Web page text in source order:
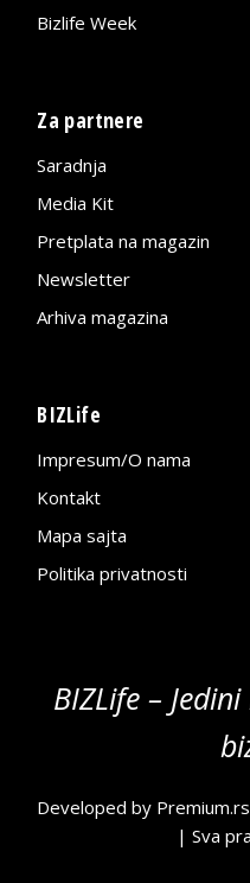
Bizlife Week
Za partnere
Saradnja
Media Kit
Pretplata na magazin
Newsletter
Arhiva magazina
BIZLife
Impresum/O nama
Kontakt
Mapa sajta
Politika privatnosti
BIZLife –
Developed by Premium.rs
| Sva